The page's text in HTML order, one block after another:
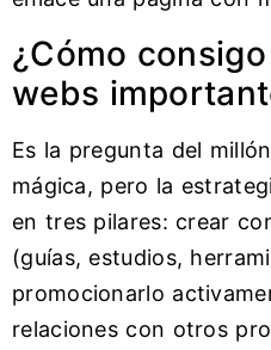
¿Cómo
webs
Es la pregunta del
mágica, pero la
en tres pilares: crear
(guías, estudios,
promocionarlo
relaciones con otros